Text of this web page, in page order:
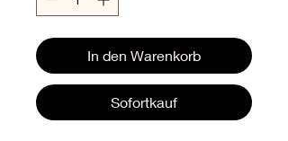
In den Warenkorb
Sofortkauf